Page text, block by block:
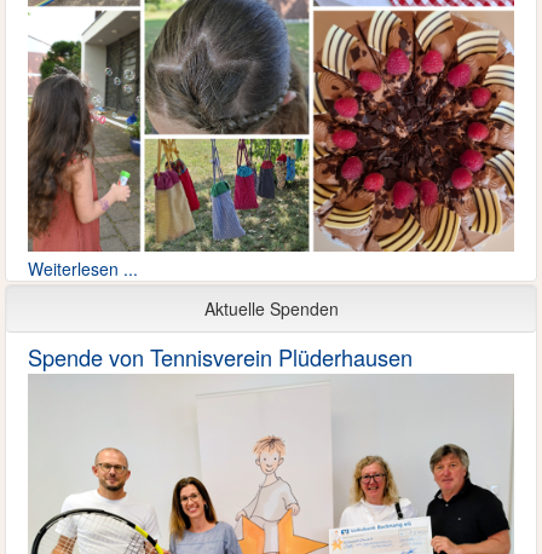
Weiterlesen ...
Aktuelle Spenden
Spende von Tennisverein Plüderhausen